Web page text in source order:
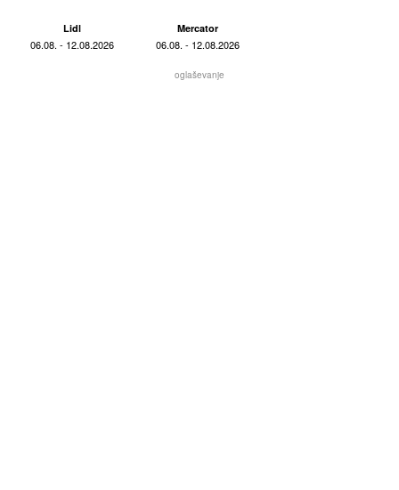
Lidl
06.08. - 12.08.2026
Mercator
06.08. - 12.08.2026
oglaševanje